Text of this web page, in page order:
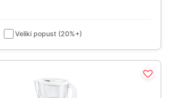
Veliki popust (20%+)